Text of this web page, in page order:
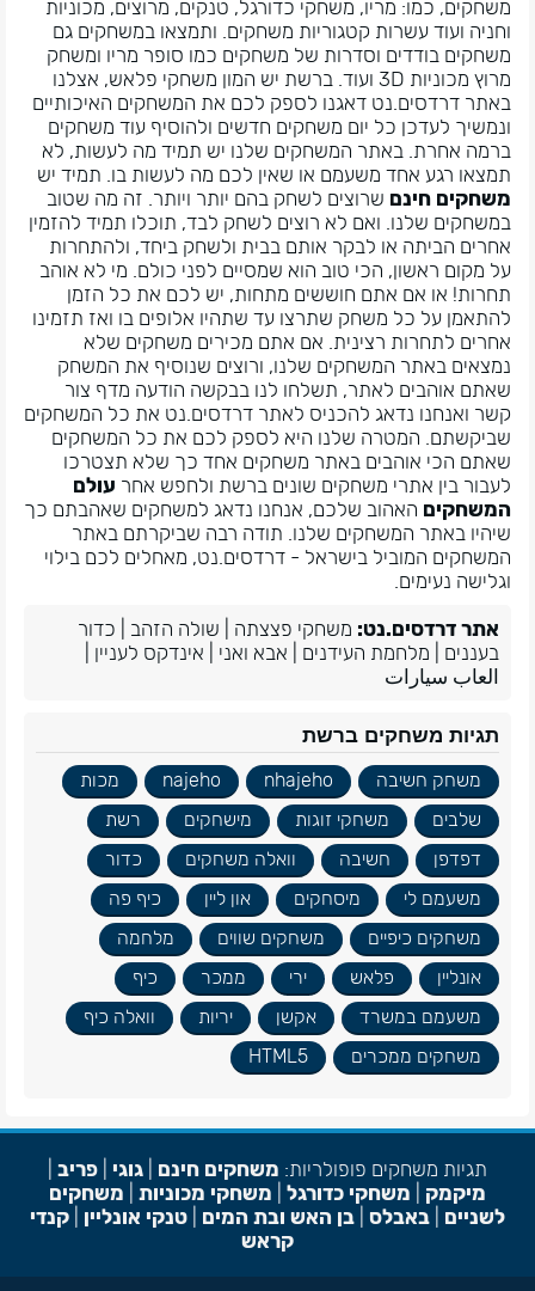
משחקים, כמו: מריו, משחקי כדורגל, טנקים, מרוצים, מכוניות
וחניה ועוד עשרות קטגוריות משחקים. ותמצאו במשחקים גם
משחקים בודדים וסדרות של משחקים כמו סופר מריו ומשחק
מרוץ מכוניות 3D ועוד. ברשת יש המון משחקי פלאש, אצלנו
באתר דרדסים.נט דאגנו לספק לכם את המשחקים האיכותיים
ונמשיך לעדכן כל יום משחקים חדשים ולהוסיף עוד משחקים
ברמה אחרת. באתר המשחקים שלנו יש תמיד מה לעשות, לא
תמצאו רגע אחד משעמם או שאין לכם מה לעשות בו. תמיד יש
משחקים חינם שרוצים לשחק בהם יותר ויותר. זה מה שטוב
במשחקים שלנו. ואם לא רוצים לשחק לבד, תוכלו תמיד להזמין
אחרים הביתה או לבקר אותם בבית ולשחק ביחד, ולהתחרות
על מקום ראשון, הכי טוב הוא שמסיים לפני כולם. מי לא אוהב
תחרות! או אם אתם חוששים מתחות, יש לכם את כל הזמן
להתאמן על כל משחק שתרצו עד שתהיו אלופים בו ואז תזמינו
אחרים לתחרות רצינית. אם אתם מכירים משחקים שלא
נמצאים באתר המשחקים שלנו, ורוצים שנוסיף את המשחק
שאתם אוהבים לאתר, תשלחו לנו בבקשה הודעה מדף צור
קשר ואנחנו נדאג להכניס לאתר דרדסים.נט את כל המשחקים
שביקשתם. המטרה שלנו היא לספק לכם את כל המשחקים
שאתם הכי אוהבים באתר משחקים אחד כך שלא תצטרכו
לעבור בין אתרי משחקים שונים ברשת ולחפש אחר עולם
המשחקים האהוב שלכם, אנחנו נדאג למשחקים שאהבתם כך
שיהיו באתר המשחקים שלנו. תודה רבה שביקרתם באתר
המשחקים המוביל בישראל - דרדסים.נט, מאחלים לכם בילוי
וגלישה נעימים.
אתר דרדסים.נט: משחקי פצצתה שולה הזהב
כדור
בעננים
מלחמת העידנים אבא ואני אינדקס לעניין
العاب سيارات
תגיות משחקים ברשת
משחק חשיבה
nhajeho
najeho
מכות
שלבים
משחקי זוגות מישחקים
רשת
דפדפן
חשיבה וואלה משחקים
כדור
משעמם לי
מיסחקים און ליין
כיף פה
משחקים כיפיים
משחקים שווים
מלחמה
אונליין
פלאש ירי ממכר
כיף
משעמם במשרד
אקשן יריות
וואלה כיף
משחקים ממכרים
HTML5
תגיות משחקים פופולריות: משחקים חינם גוגי פריב
מיקמק
משחקי כדורגל משחקי מכוניות
משחקים
לשניים
באבלס בן האש ובת המים טנקי אונליין
קנדי
קראש